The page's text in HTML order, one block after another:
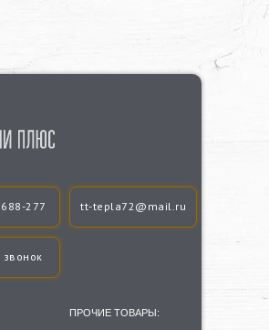
звонок
277 tt-tepla72@mail.ru
ПРОЧИЕ ТОВАРЫ: